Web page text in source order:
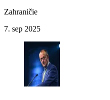
Zahraničie
7. sep 2025